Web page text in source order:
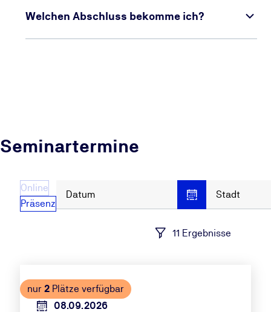
Welchen Abschluss bekomme ich?
Seminartermine
Online
Präsenz
Datum Stadt
11 Ergebnisse
nur 2Plätze verfügbar
08.09.2026